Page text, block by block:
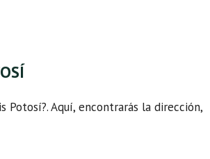
Potosí?. Aquí, encontrarás la dirección,